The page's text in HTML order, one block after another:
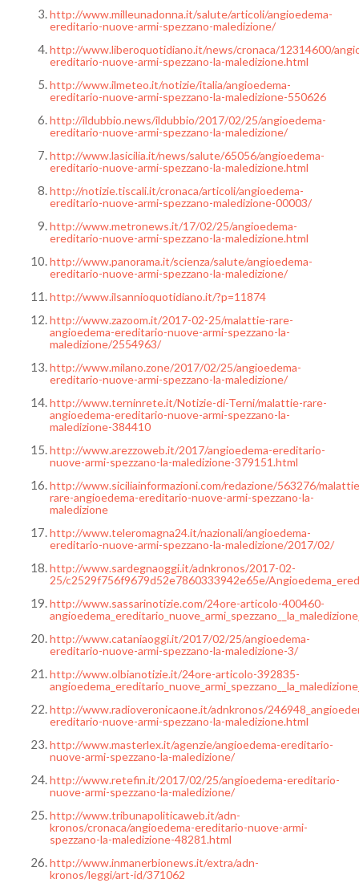
http://www.milleunadonna.it/salute/articoli/angioedema-
ereditario-nuove-armi-spezzano-maledizione/
http://www.liberoquotidiano.it/news/cronaca/12314600/
ereditario-nuove-armi-spezzano-la-maledizione.html
http://www.ilmeteo.it/notizie/italia/angioedema-
ereditario-nuove-armi-spezzano-la-maledizione-550626
http://ildubbio.news/ildubbio/2017/02/25/angioedema-
ereditario-nuove-armi-spezzano-la-maledizione/
http://www.lasicilia.it/news/salute/65056/angioedema-
ereditario-nuove-armi-spezzano-la-maledizione.html
http://notizie.tiscali.it/cronaca/articoli/angioedema-
ereditario-nuove-armi-spezzano-maledizione-00003/
http://www.metronews.it/17/02/25/angioedema-
ereditario-nuove-armi-spezzano-la-maledizione.html
http://www.panorama.it/scienza/salute/angioedema-
ereditario-nuove-armi-spezzano-la-maledizione/
http://www.ilsannioquotidiano.it/?p=11874
http://www.zazoom.it/2017-02-25/malattie-rare-
angioedema-ereditario-nuove-armi-spezzano-la-
maledizione/2554963/
http://www.milano.zone/2017/02/25/angioedema-
ereditario-nuove-armi-spezzano-la-maledizione/
http://www.terninrete.it/Notizie-di-Terni/malattie-rare-
angioedema-ereditario-nuove-armi-spezzano-la-
maledizione-384410
http://www.arezzoweb.it/2017/angioedema-ereditario-
nuove-armi-spezzano-la-maledizione-379151.html
http://www.siciliainformazioni.com/redazione/563276/
rare-angioedema-ereditario-nuove-armi-spezzano-la-
maledizione
http://www.teleromagna24.it/nazionali/angioedema-
ereditario-nuove-armi-spezzano-la-maledizione/2017/02/
http://www.sardegnaoggi.it/adnkronos/2017-02-
25/c2529f756f9679d52e7860333942e65e/
http://www.sassarinotizie.com/24ore-articolo-400460-
http://www.cataniaoggi.it/2017/02/25/angioedema-
ereditario-nuove-armi-spezzano-la-maledizione-3/
http://www.olbianotizie.it/24ore-articolo-392835-
http://www.radioveronicaone.it/adnkronos/
ereditario-nuove-armi-spezzano-la-maledizione.html
http://www.masterlex.it/agenzie/angioedema-ereditario-
nuove-armi-spezzano-la-maledizione/
http://www.retefin.it/2017/02/25/angioedema-ereditario-
nuove-armi-spezzano-la-maledizione/
http://www.tribunapoliticaweb.it/adn-
kronos/cronaca/angioedema-ereditario-nuove-armi-
spezzano-la-maledizione-48281.html
http://www.inmanerbionews.it/extra/adn-
kronos/leggi/art-id/371062